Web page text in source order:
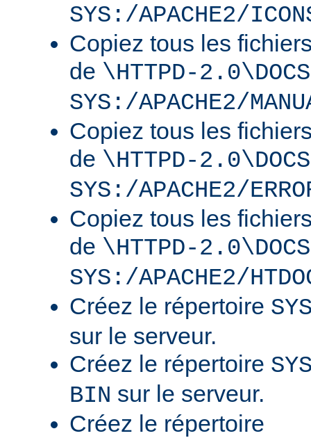
SYS:/APACHE2/
Copiez tous les
de \HTTPD-
SYS:/APACHE2/
Copiez tous les
de \HTTPD-
SYS:/APACHE2/
Copiez tous les
de \HTTPD-
SYS:/APACHE2/
Créez le répertoire
sur le serveur.
Créez le répertoire
BIN sur le serveur.
Créez le répertoire